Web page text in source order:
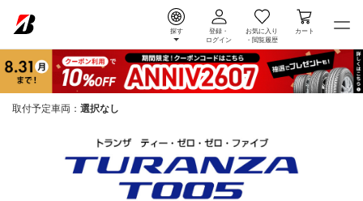
探す
登録・
ログイン
お気に入り
・ 閲覧履歴
カート
取付予定車両： 選択なし